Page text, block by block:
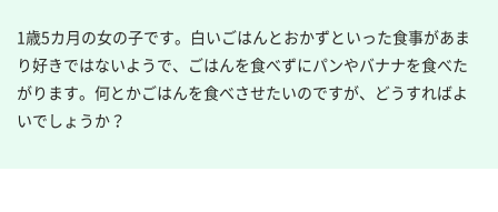
1歳5カ月の女の子です。白いごはんとおかずといった食事があま
り好きではないようで、ごはんを食べずにパンやバナナを食べた
がります。何とかごはんを食べさせたいのですが、どうすればよ
いでしょうか？